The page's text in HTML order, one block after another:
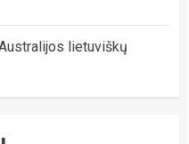
lietuviškų